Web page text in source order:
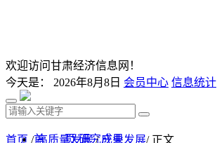
欢迎访问甘肃经济信息网！
今天是： 2026年8月8日 会员中心 信息统计
首 页 研究成果
首页 /高质量发展/产业发展/ 正文